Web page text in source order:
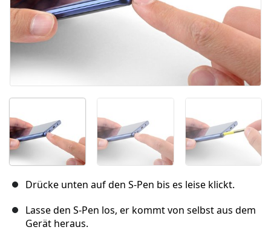
Drücke unten auf den S-Pen bis es leise klickt.
Lasse den S-Pen los, er kommt von selbst aus dem
Gerät heraus.